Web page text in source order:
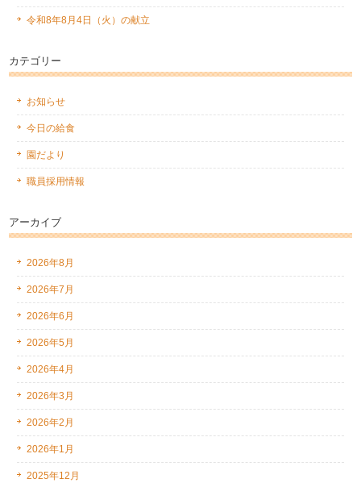
令和8年8月4日（火）の献立
カテゴリー
お知らせ
今日の給食
園だより
職員採用情報
アーカイブ
2026年8月
2026年7月
2026年6月
2026年5月
2026年4月
2026年3月
2026年2月
2026年1月
2025年12月